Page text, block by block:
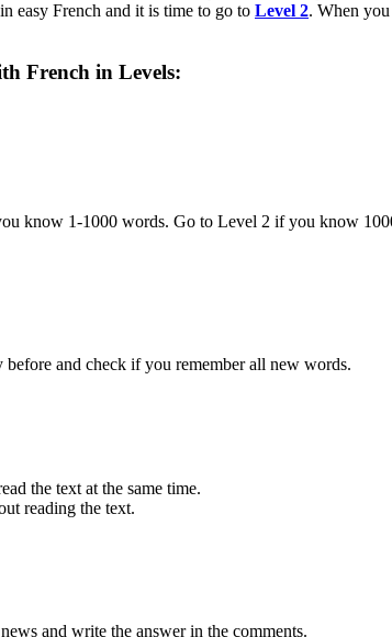
easy French and it is time to go to Level 2. When
French in Levels:
know 1-1000 words. Go to Level 2 if you know
before and check if you remember all new words.
the text at the same time.
reading the text.
and write the answer in the comments.